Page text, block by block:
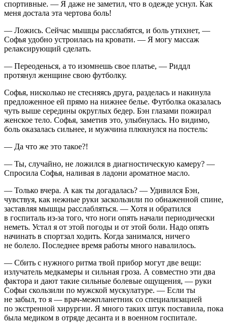
спортивные. — Я даже не заметил, что в одежде уснул. Как
меня достала эта чертова боль!
— Ложись. Сейчас мышцы расслабятся, и боль утихнет, —
Софья удобно устроилась на кровати. — Я могу массаж
релаксирующий сделать.
— Переоденься, а то изомнешь свое платье, — Риддл
протянул женщине свою футболку.
Софья, нисколько не стесняясь друга, разделась и накинула
предложенное ей прямо на нижнее белье. Футболка оказалась
чуть выше середины округлых бедер. Бэн глазами пожирал
женское тело. Софья, заметив это, улыбнулась. Но видимо,
боль оказалась сильнее, и мужчина плюхнулся на постель:
— Да что же это такое?!
— Ты, случайно, не ложился в диагностическую камеру? —
Спросила Софья, наливая в ладони ароматное масло.
— Только вчера. А как ты догадалась? — Удивился Бэн,
чувствуя, как нежные руки заскользили по обнаженной спине,
заставляя мышцы расслабляться. — Хотя и обратился
в госпиталь из-за того, что ноги опять начали периодически
неметь. Устал я от этой погоды и от этой боли. Надо опять
начинать в спортзал ходить. Когда занимался, ничего
не болело. Последнее время работы много навалилось.
— Сбить с нужного ритма твой прибор могут две вещи:
излучатель медкамеры и сильная гроза. А совместно эти два
фактора и дают такие сильные болевые ощущения, — руки
Софьи скользили по мужской мускулатуре. — Если ты
не забыл, то я — врач-межпланетник со специализацией
по экстренной хирургии. Я много таких штук поставила, пока
была медиком в отряде десанта и в военном госпитале.